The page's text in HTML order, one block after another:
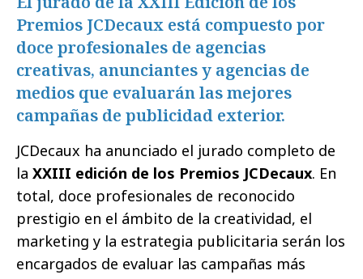
Premios JCDecaux está compuesto por
doce profesionales de agencias
creativas, anunciantes y agencias de
medios que evaluarán las mejores
campañas de publicidad exterior.
JCDecaux ha anunciado el jurado completo de
la XXIII edición de los Premios JCDecaux. En
total, doce profesionales de reconocido
prestigio en el ámbito de la creatividad, el
marketing y la estrategia publicitaria serán los
encargados de evaluar las campañas más